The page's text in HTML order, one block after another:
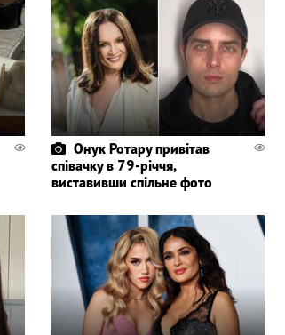
Онук Ротару привітав
співачку в 79-річчя,
виставивши спільне фото